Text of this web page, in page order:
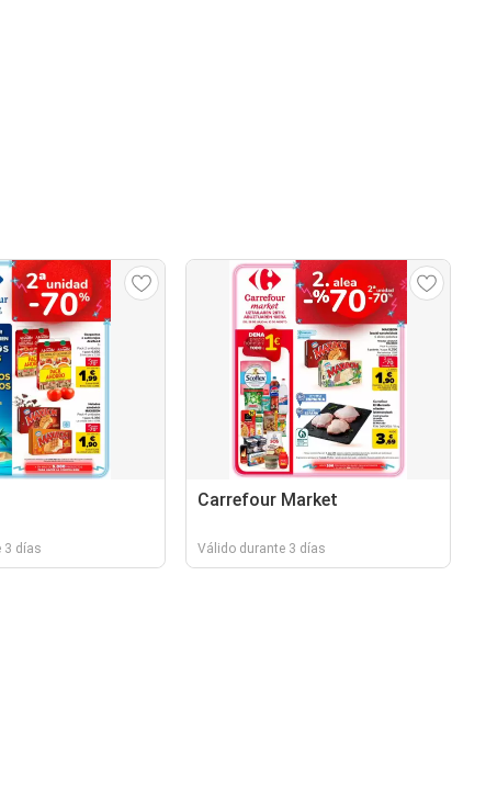
3 días
Carrefour Market
Válido durante 3 días